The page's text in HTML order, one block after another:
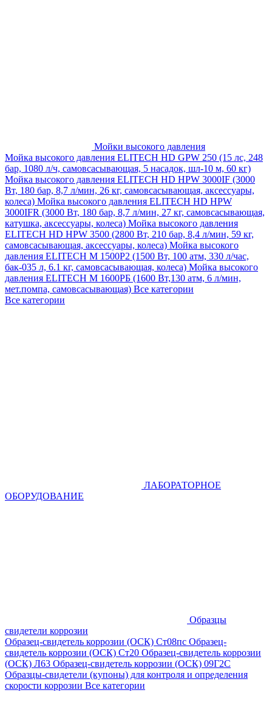
Мойки высокого давления
Мойка высокого давления ELITECH HD GPW 250 (15 лс, 248
бар, 1080 л/ч, самовсасывающая, 5 насадок, шл-10 м, 60 кг)
Мойка высокого давления ELITECH HD HPW 3000IF (3000
Вт, 180 бар, 8,7 л/мин, 26 кг, самовсасывающая, аксессуары,
колеса) Мойка высокого давления ELITECH HD HPW
3000IFR (3000 Вт, 180 бар, 8,7 л/мин, 27 кг, самовсасывающая,
катушка, аксессуары, колеса) Мойка высокого давления
ELITECH HD HPW 3500 (2800 Вт, 210 бар, 8,4 л/мин, 59 кг,
самовсасывающая, аксессуары, колеса) Мойка высокого
давления ELITECH M 1500P2 (1500 Вт, 100 атм, 330 л/час,
бак-035 л, 6.1 кг, самовсасывающая, колеса) Мойка высокого
давления ELITECH М 1600РБ (1600 Вт,130 атм, 6 л/мин,
мет.помпа, самовсасывающая) Все категории
Все категории
ЛАБОРАТОРНОЕ
ОБОРУДОВАНИЕ
Образцы
свидетели коррозии
Образец-свидетель коррозии (ОСК) Ст08пс Образец-
свидетель коррозии (ОСК) Ст20 Образец-свидетель коррозии
(ОСК) Л63 Образец-свидетель коррозии (ОСК) 09Г2С
Образцы-свидетели (купоны) для контроля и определения
скорости коррозии Все категории